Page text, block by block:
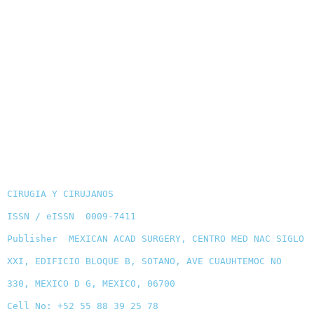
CIRUGIA Y CIRUJANOS
ISSN / eISSN 0009-7411
Publisher MEXICAN ACAD SURGERY, CENTRO MED NAC SIGLO
XXI, EDIFICIO BLOQUE B, SOTANO, AVE CUAUHTEMOC NO
330, MEXICO D G, MEXICO, 06700
Cell No: +52 55 88 39 25 78